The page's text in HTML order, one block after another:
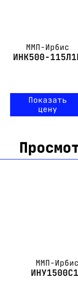
ММП-Ирбис
ИНК500-
Показать
цену
ММП-Ирбис